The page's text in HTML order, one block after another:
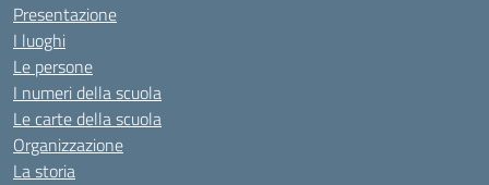
Presentazione
I luoghi
Le persone
I numeri della scuola
Le carte della scuola
Organizzazione
La storia